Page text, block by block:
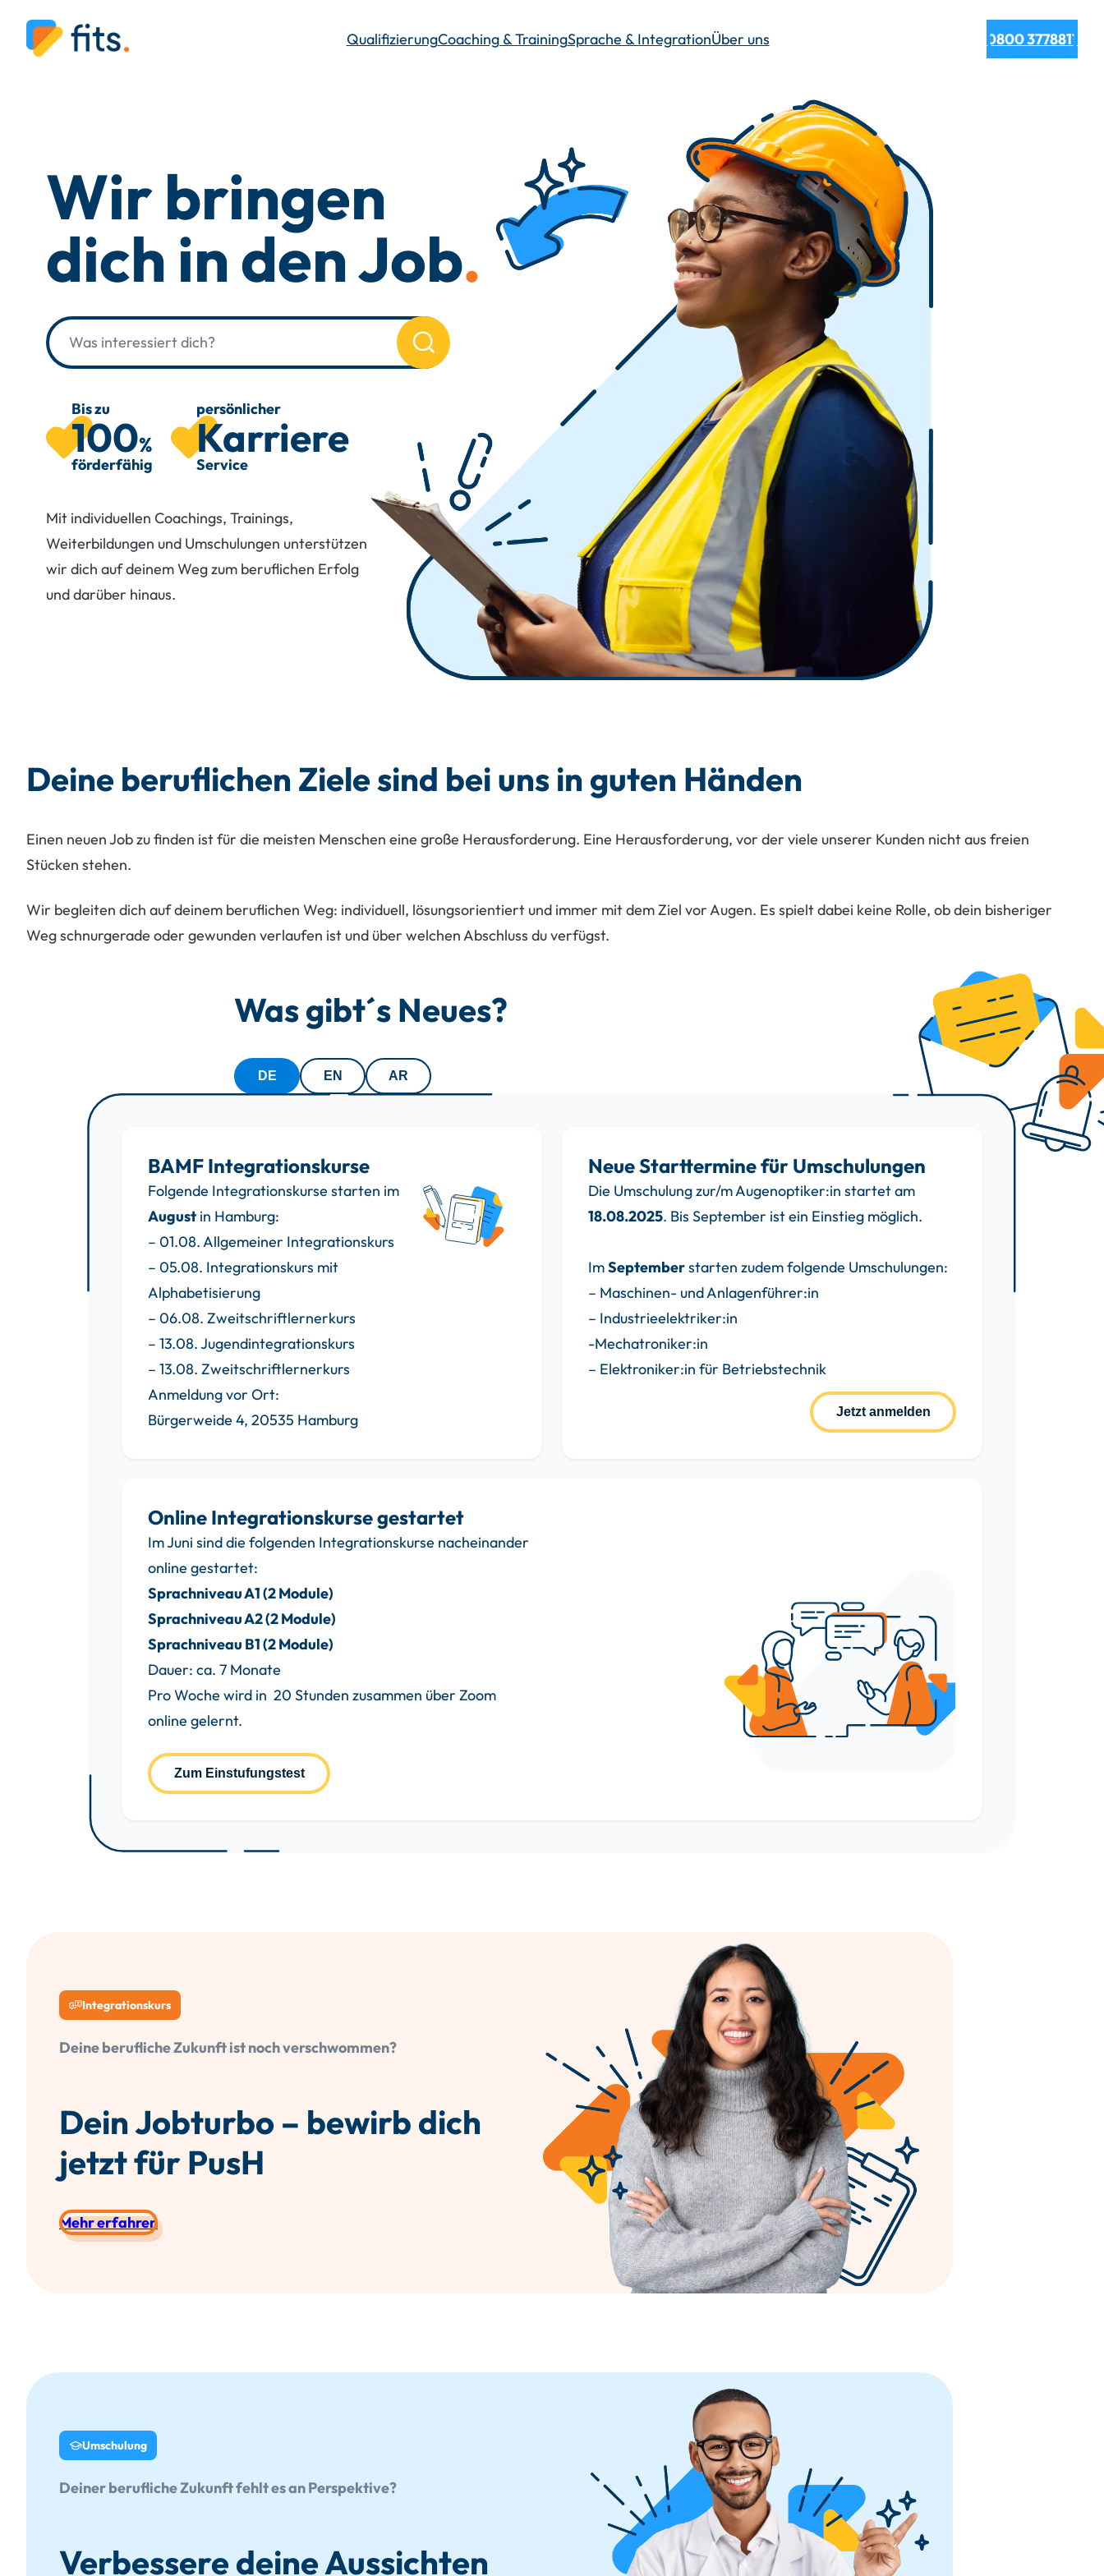
0800 3778811
QualifizierungCoaching & TrainingSprache & IntegrationÜber uns
Wir bringen
dich in den Job.
Bis zu
100%
förderfähig
persönlicher
Karriere
Service
Mit individuellen Coachings, Trainings,
Weiterbildungen und Umschulungen unterstützen
wir dich auf deinem Weg zum beruflichen Erfolg
und darüber hinaus.
Deine beruflichen Ziele sind bei uns in guten Händen
Einen neuen Job zu finden ist für die meisten Menschen eine große Herausforderung. Eine Herausforderung, vor der viele unserer Kunden nicht aus freien
Stücken stehen.
Wir begleiten dich auf deinem beruflichen Weg: individuell, lösungsorientiert und immer mit dem Ziel vor Augen. Es spielt dabei keine Rolle, ob dein bisheriger
Weg schnurgerade oder gewunden verlaufen ist und über welchen Abschluss du verfügst.
Was gibt´s Neues?
DE EN AR
BAMF Integrationskurse
Folgende Integrationskurse starten im
August in Hamburg:
– 01.08. Allgemeiner Integrationskurs
– 05.08. Integrationskurs mit
Alphabetisierung
– 06.08. Zweitschriftlernerkurs
– 13.08. Jugendintegrationskurs
– 13.08. Zweitschriftlernerkurs
Anmeldung vor Ort:
Bürgerweide 4, 20535 Hamburg
Neue Starttermine für Umschulungen
Die Umschulung zur/m Augenoptiker:in startet am
18.08.2025. Bis September ist ein Einstieg möglich.
ImSeptemberstarten zudem folgende Umschulungen:
– Maschinen- und Anlagenführer:in
– Industrie­elektriker:in
-Mechatroniker:in
– Elektroniker:in für Betriebs­technik
Jetzt anmelden
Online Integrationskurse gestartet
Im Juni sind die folgenden Integrationskurse nacheinander
online gestartet:
Sprachniveau A1 (2 Module)
Sprachniveau A2 (2 Module)
Sprachniveau B1 (2 Module)
Dauer: ca. 7 Monate
Pro Woche wird in 20 Stunden zusammen über Zoom
online gelernt.
Zum Einstufungstest
Integrationskurs
Deine berufliche Zukunft ist noch verschwommen?
Dein Jobturbo – bewirb dich
jetzt für PusH
Mehr erfahren
Umschulung
Deiner berufliche Zukunft fehlt es an Perspektive?
Verbessere deine Aussichten